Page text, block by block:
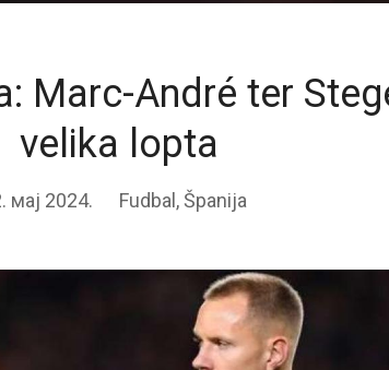
Marc-André ter
velika lopta
мај 2024. Fudbal ,Španija